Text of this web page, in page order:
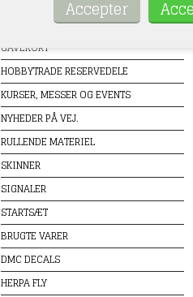
GAVEKORT
HOBBYTRADE RESERVEDELE
KURSER, MESSER OG EVENTS
NYHEDER PÅ VEJ.
RULLENDE MATERIEL
SKINNER
SIGNALER
STARTSÆT
BRUGTE VARER
DMC DECALS
HERPA FLY